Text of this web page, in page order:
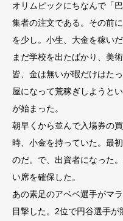
オリムピックにちなんで「
集者の注文である。その前
を少し。小生、大金を稼いだ
まだ学校を出たばかり、美
皆、金は無いが暇だけはた
屋になって荒稼ぎしようと
が始まった。
朝早くから並んで入場券の
時、小金を持っていた。最
のだ。で、出資者になった
い席を確保した。
あの素足のアベベ選手がマ
目撃した。2位で円谷選手